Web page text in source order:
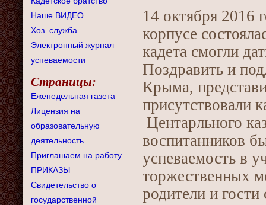
Наше ВИДЕО
Хоз. служба
Электронный журнал
успеваемости
Страницы:
Еженедельная газета
Лицензия на
образовательную
деятельность
Приглашаем на работу
ПРИКАЗЫ
Свидетельство о
государственной
14 октября 2016
корпусе
кадета смогли
Поздравить и
Крыма,
присутствовали
Центарльного
воспитанников
успеваемость в
торжественных
родители и